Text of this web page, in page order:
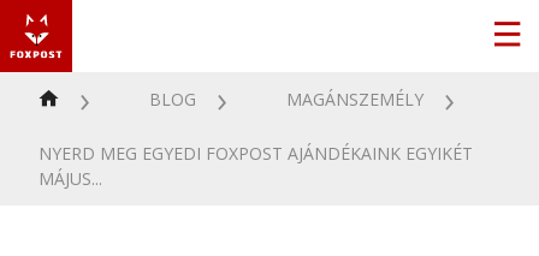
BLOG MAGÁNSZEMÉLY
NYERD MEG EGYEDI FOXPOST AJÁNDÉKAINK EGYIKÉT
MÁJUS...